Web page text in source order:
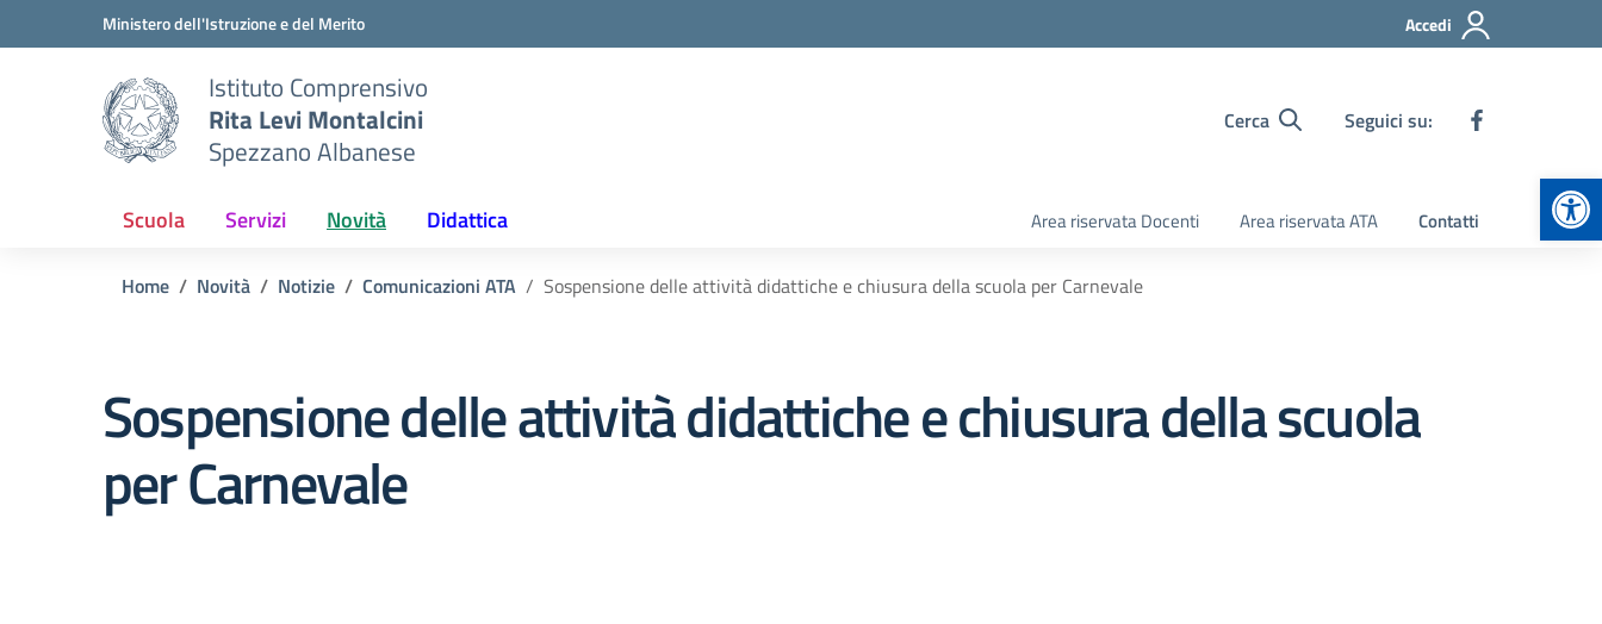
Vai ai contenuti
Vai al menu di navigazioneMinistero dell'Istruzione e del Merito Accedi
Istituto Comprensivo
Rita Levi Montalcini
Spezzano Albanese
Cerca Seguici su:
Scuola Servizi Novità Didattica Area riservata Docenti Area riservata ATA Contatti
Home Novità Notizie Comunicazioni ATA Sospensione delle attività didattiche e chiusura della scuola per Carnevale
Sospensione delle attività didattiche e chiusura della scuola
per Carnevale